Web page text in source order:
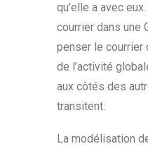
qu’elle a avec
courrier dans une
penser le courrier
de l’activité
aux côtés des
transitent.
La modélisation